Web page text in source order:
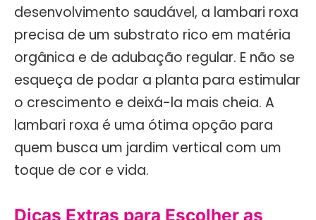
desenvolvimento saudável, a lambari roxa
precisa de um substrato rico em matéria
orgânica e de adubação regular. E não se
esqueça de podar a planta para estimular
o crescimento e deixá-la mais cheia. A
lambari roxa é uma ótima opção para
quem busca um jardim vertical com um
toque de cor e vida.
Dicas Extras para Escolher as